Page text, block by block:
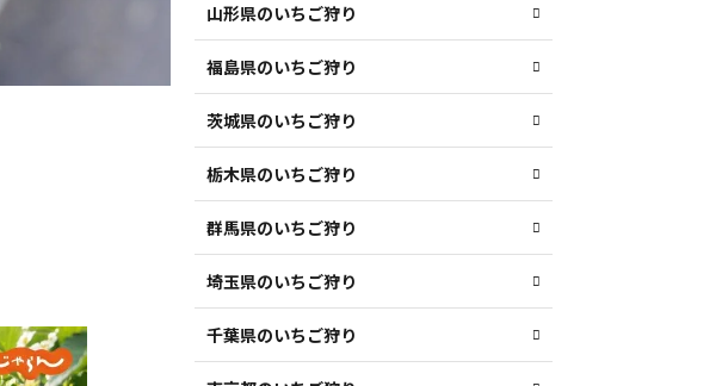
山形県のいちご狩り
福島県のいちご狩り
茨城県のいちご狩り
栃木県のいちご狩り
群馬県のいちご狩り
埼玉県のいちご狩り
千葉県のいちご狩り